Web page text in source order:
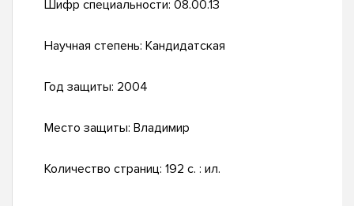
Шифр специальности: 08.00.13
Научная степень: Кандидатская
Год защиты: 2004
Место защиты: Владимир
Количество страниц: 192 с. : ил.